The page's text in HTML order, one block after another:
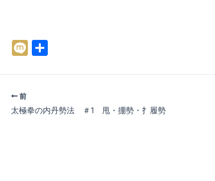
M
i
前
太極拳の内丹勢法 ＃1 甩・掤勢・扌履勢